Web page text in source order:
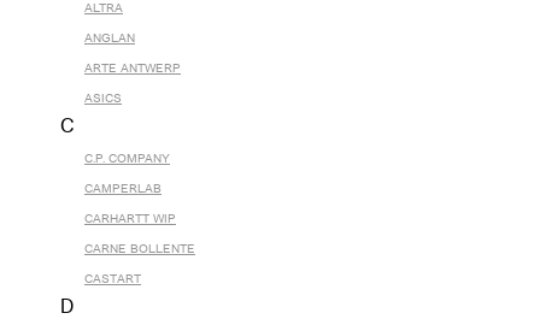
ALTRA
ANGLAN
ARTE ANTWERP
ASICS
C
C.P. COMPANY
CAMPERLAB
CARHARTT WIP
CARNE BOLLENTE
CASTART
D